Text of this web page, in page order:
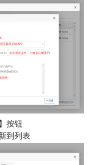
按钮
到列表